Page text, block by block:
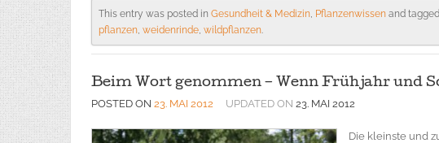
This entry was posted in Gesundheit & Medizin, Pflanzenwissen and tagged
pflanzen, weidenrinde, wildpflanzen.
Beim Wort genommen – Wenn Frühjahr und
POSTED ON 23. MAI 2012 UPDATED ON 23. MAI 2012
Die kleinste und